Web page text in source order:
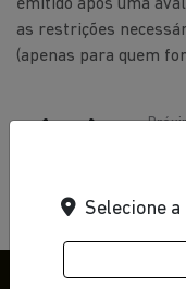
emitido após uma
as restrições
(apenas para quem
Selecione